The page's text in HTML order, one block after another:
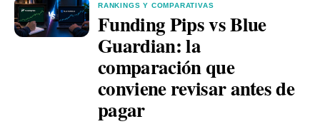
RANKINGS Y COMPARATIVAS
Funding Pips vs Blue
Guardian: la
comparación que
conviene revisar antes de
pagar